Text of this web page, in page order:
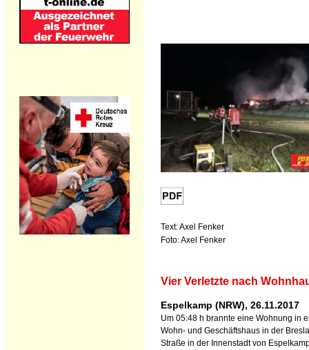
Text: Axel Fenker
Foto: Axel Fenker
Vier Verletzte nach
Espelkamp (NRW), 26.11.2017
Um 05:48 h brannte eine Wohnung in
Wohn- und Geschäftshaus in der
Straße in der Innenstadt von